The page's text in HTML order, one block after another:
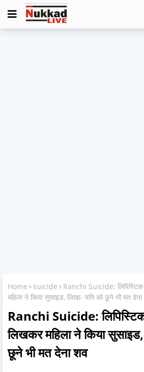
Home suicide
Ranchi Suicide: लिपिस्टिक
महिला ने किया सुसाइड, लिखा- पति को छूने भी मत
Ranchi Suicide: लिपिस्टिक
लिखकर महिला ने किया
छूने भी मत देना शव